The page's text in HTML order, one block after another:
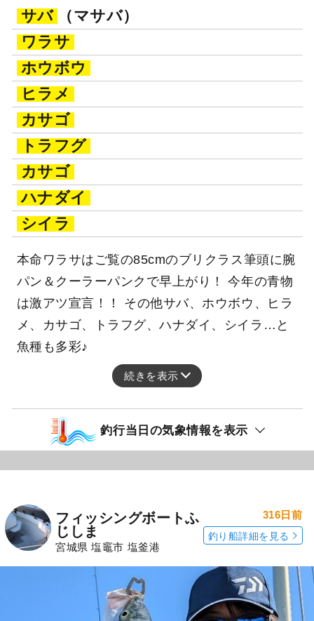
サバ
（マサバ）
ワラサ
ホウボウ
ヒラメ
カサゴ
トラフグ
カサゴ
ハナダイ
シイラ
本命ワラサはご覧の85cmのブリクラス筆頭に腕
パン＆クーラーパンクで早上がり！ 今年の青物
は激アツ宣言！！ その他サバ、ホウボウ、ヒラ
メ、カサゴ、トラフグ、ハナダイ、シイラ…と
魚種も多彩♪
続きを表示
釣行当日の気象情報を表示
フィッシングボートふ
じしま
宮城県 塩竈市 塩釜港
316日前
釣り船詳細を見る